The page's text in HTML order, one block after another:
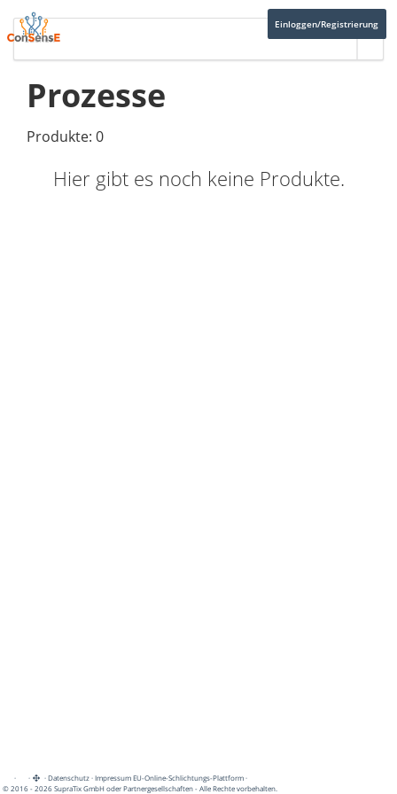
Einloggen/Registrierung
Prozesse
Produkte: 0
Hier gibt es noch keine Produkte.
· · ·Datenschutz·Impressum EU-Online-Schlichtungs-Plattform·
© 2016 - 2026 SupraTix GmbH oder Partnergesellschaften - Alle Rechte vorbehalten.